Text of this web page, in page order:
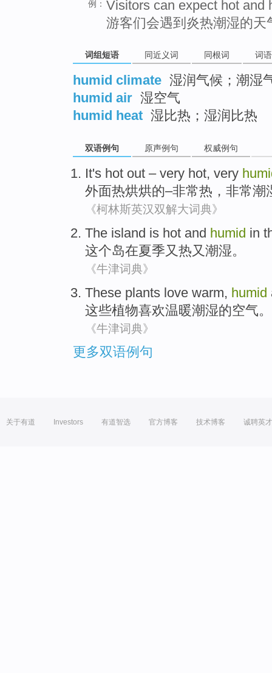
例： Visitors can expect hot and
游客们会遇到炎热潮湿的天
词组短语 同近义词 同根词 词
humid climate 湿润气候；潮湿
humid air 湿空气
humid heat 湿比热；湿润比热
双语例句 原声例句 权威例句
It's hot out – very hot, very
外面热烘烘的–非常热 ，非常潮
《柯林斯英汉双解大词典》
The island is hot and humid in
这个岛在夏季又 热又 潮湿。
《牛津词典》
These plants love warm, humid
这些植物喜欢温暖潮湿的空气。
《牛津词典》
更多双语例句
关于有道 Investors 有道智选 官方博客 技术博客 诚聘英才